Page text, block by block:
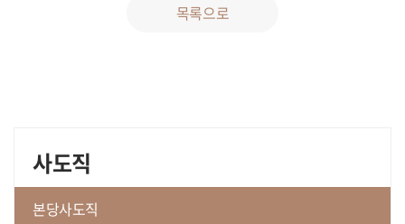
목록으로
사도직
본당사도직